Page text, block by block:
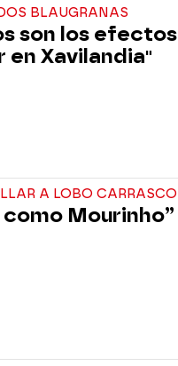
BLAUGRANAS
son los efectos
Xavilandia"
A LOBO CARRASCO
Mourinho”